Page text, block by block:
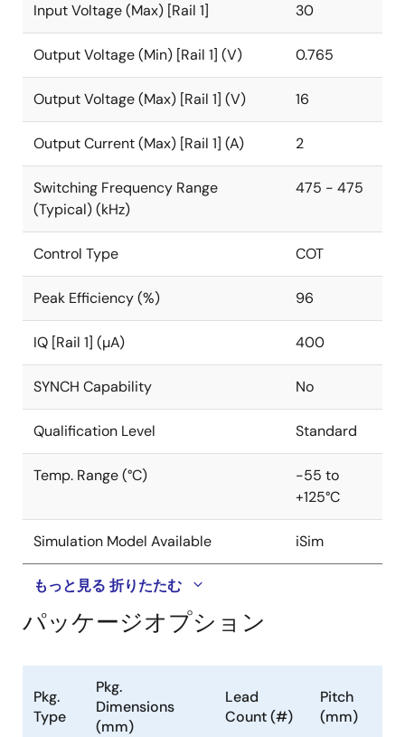
Input Voltage (Max) [Rail 1] 30
Output Voltage (Min) [Rail 1] (V) 0.765
Output Voltage (Max) [Rail 1] (V) 16
Output Current (Max) [Rail 1] (A) 2
Switching Frequency Range
(Typical) (kHz)
475 - 475
Control Type COT
Peak Efficiency (%) 96
IQ [Rail 1] (µA) 400
SYNCH Capability No
Qualification Level Standard
Temp. Range (°C)
-55 to
+125°C
Simulation Model Available iSim
もっと見る 折りたたむ
パッケージオプション
Pkg.
Type
Pkg.
Dimensions
(mm)
Lead
Count (#)
Pitch
(mm)